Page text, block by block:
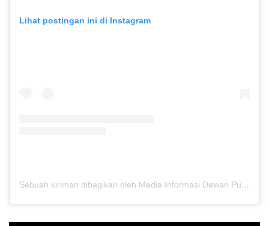
Lihat postingan ini di Instagram
Sebuah kiriman dibagikan oleh Media Informasi Dewan Pusat Persaudaraan Setia Hati Terate (@media.dewanpusat)